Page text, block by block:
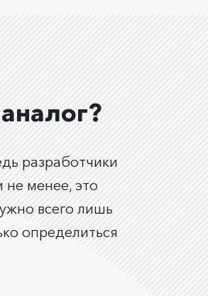
разработчики
не менее, это
всего лишь
определиться